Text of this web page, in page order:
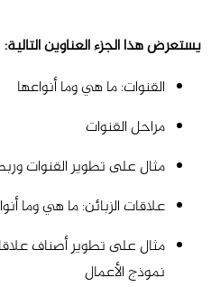
يستعرض هذا الجزء العناوين التالية:
القنوات: ما هي وما أنواعها
مراحل القنوات
مثال على تطوير القنوات
علاقات الزبائن: ما هي وما
مثال على تطوير أصناف
نموذج الأعمال